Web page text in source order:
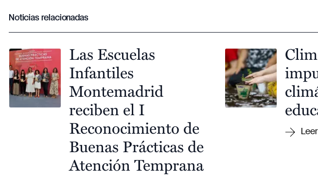
Noticias relacionadas
Las Escuelas
Infantiles
Montemadrid
reciben el I
Reconocimiento de
Buenas Prácticas de
Atención Temprana